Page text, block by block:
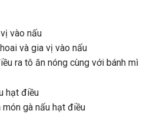
và gia vị vào nấu
ra tô ăn nóng cùng với bánh mì
món gà nấu hạt điều